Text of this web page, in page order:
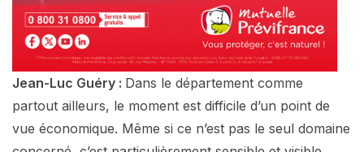
Jean-Luc Guéry : Dans le département comme
partout ailleurs, le moment est difficile d’un point de
vue économique. Même si ce n’est pas le seul domaine